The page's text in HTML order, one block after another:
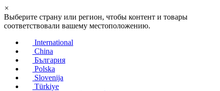
×
Выберите страну или регион, чтобы контент и товары
соответствовали вашему местоположению.
International
China
България
Polska
Slovenija
Türkiye